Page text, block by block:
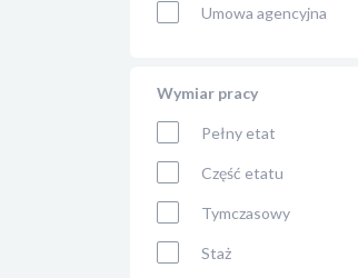
Umowa agencyjna
Wymiar pracy
Pełny etat
Część etatu
Tymczasowy
Staż